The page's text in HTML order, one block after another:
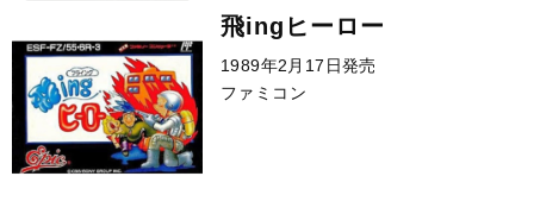
飛ingヒーロー
1989年2月17日発売
ファミコン